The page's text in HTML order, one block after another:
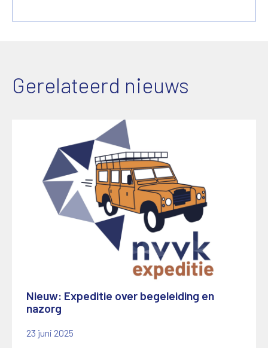
Gerelateerd nieuws
Nieuw: Expeditie over begeleiding en
nazorg
23 juni 2025